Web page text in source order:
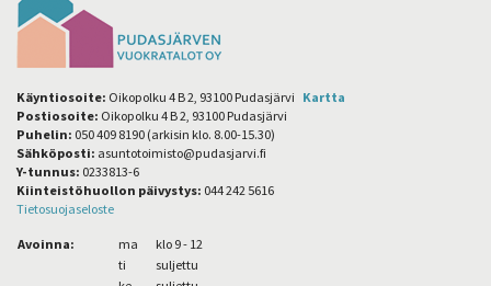
Käyntiosoite: Oikopolku 4 B 2, 93100 Pudasjärvi Kartta
Postiosoite: Oikopolku 4 B 2, 93100 Pudasjärvi
Puhelin: 050 409 8190 (arkisin klo. 8.00-15.30)
Sähköposti: asuntotoimisto@pudasjarvi.fi
Y-tunnus: 0233813-6
Kiinteistöhuollon päivystys: 044 242 5616
Tietosuojaseloste
Avoinna: ma
klo 9 - 12
ti
suljettu